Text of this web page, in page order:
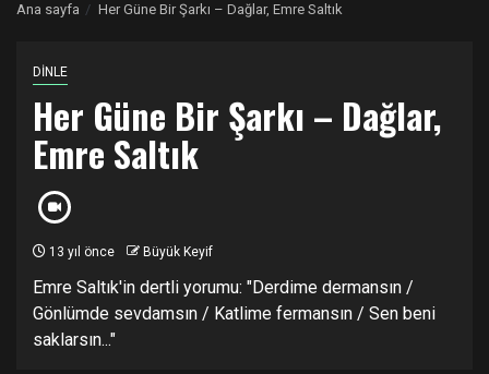
Ana sayfa Her Güne Bir Şarkı – Dağlar, Emre Saltık
DİNLE
Her Güne Bir Şarkı – Dağlar,
Emre Saltık
13 yıl önce Büyük Keyif
Emre Saltık'in dertli yorumu: "Derdime dermansın /
Gönlümde sevdamsın / Katlime fermansın / Sen beni
saklarsın..."